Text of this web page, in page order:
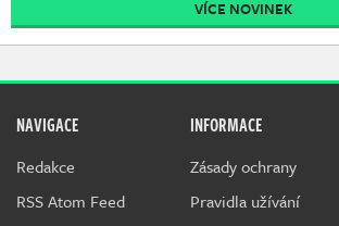
VÍCE NOVINEK
NAVIGACE
Redakce
RSS Atom Feed
INFORMACE
Zásady ochrany
Pravidla užívání